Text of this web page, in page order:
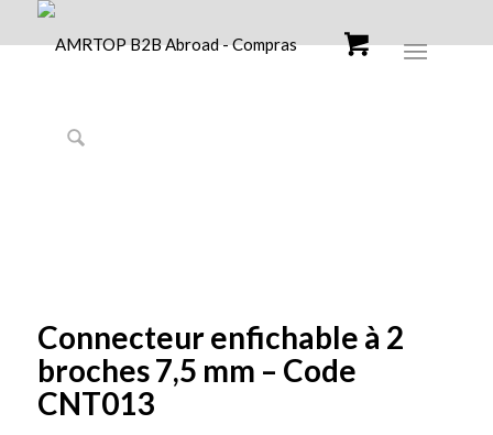
Connecteur enfichable à 2
broches 7,5 mm – Code
CNT013